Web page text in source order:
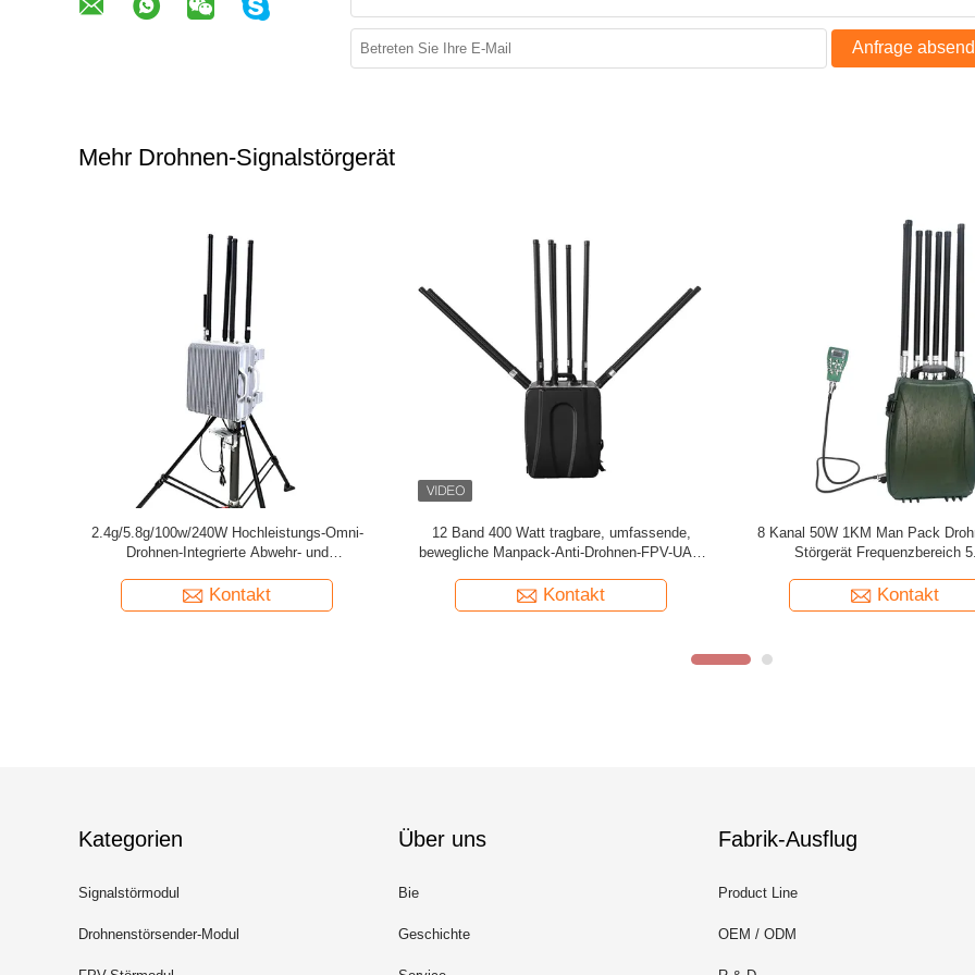
Anfrage
Mehr Drohnen-Signalstörgerät
UAV-Drohnensignal-Störsender-Blocker mit
großer Reichweite für den Computeranschluss
Kontakt
Tarnungsfarbe 6 Band Manpack
Drohnensignalstörger mit wiederaufladbarer
Kontakt
20 kg Bruttogewicht
Generator für
Kontakt
Kategorien
Signalstörmodul
Drohnenstörsender-Modul
Über uns
Bie
Geschichte
Fabrik-Ausflug
Product Line
OEM / ODM